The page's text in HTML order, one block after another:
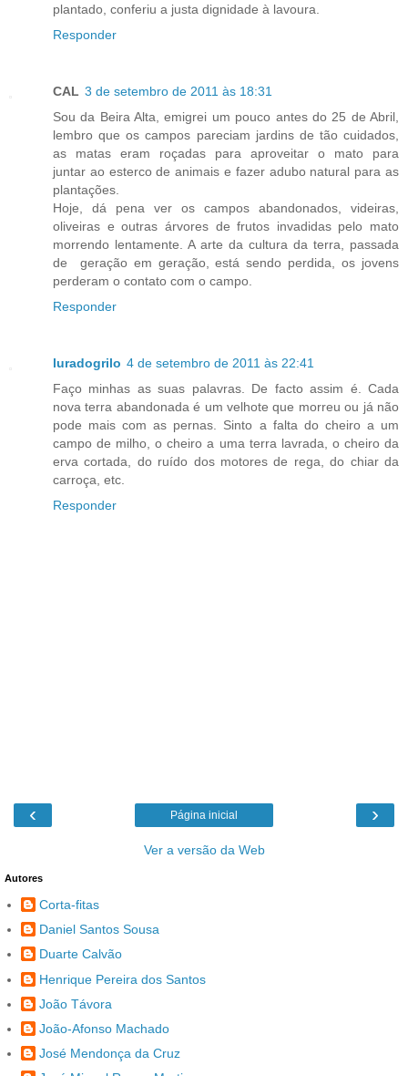
plantado, conferiu a justa dignidade à lavoura.
Responder
CAL 3 de setembro de 2011 às 18:31
Sou da Beira Alta, emigrei um pouco antes do 25 de Abril,
lembro que os campos pareciam jardins de tão cuidados,
as matas eram roçadas para aproveitar o mato para
juntar ao esterco de animais e fazer adubo natural para as
plantações.
Hoje, dá pena ver os campos abandonados, videiras,
oliveiras e outras árvores de frutos invadidas pelo mato
morrendo lentamente. A arte da cultura da terra, passada
de geração em geração, está sendo perdida, os jovens
perderam o contato com o campo.
Responder
luradogrilo 4 de setembro de 2011 às 22:41
Faço minhas as suas palavras. De facto assim é. Cada
nova terra abandonada é um velhote que morreu ou já não
pode mais com as pernas. Sinto a falta do cheiro a um
campo de milho, o cheiro a uma terra lavrada, o cheiro da
erva cortada, do ruído dos motores de rega, do chiar da
carroça, etc.
Responder
‹ ›
Página inicial
Ver a versão da Web
Autores
Corta-fitas
Daniel Santos Sousa
Duarte Calvão
Henrique Pereira dos Santos
João Távora
João-Afonso Machado
José Mendonça da Cruz